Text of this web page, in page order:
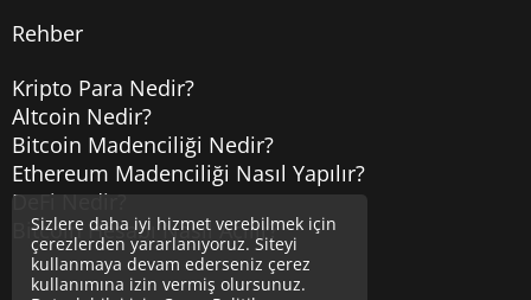
Rehber
Kripto Para Nedir?
Altcoin Nedir?
Bitcoin Madenciliği Nedir?
Ethereum Madenciliği Nasıl Yapılır?
DeFi Nedir?
Bitcoin Hesabı Nasıl Açılır?
Sizlere daha iyi hizmet verebilmek için
çerezlerden yararlanıyoruz. Siteyi
kullanmaya devam ederseniz çerez
kullanımına izin vermiş olursunuz.